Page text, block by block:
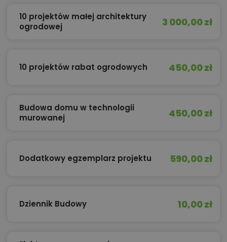
10 projektów małej architektury
ogrodowej
3 000,00 zł
10 projektów rabat ogrodowych 450,00 zł
Budowa domu w technologii
murowanej
450,00 zł
Dodatkowy egzemplarz projektu 590,00 zł
Dziennik Budowy 10,00 zł